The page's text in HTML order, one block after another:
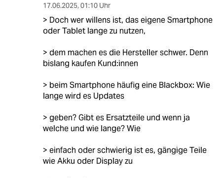
17.06.2025, 01:10 Uhr
> Doch wer willens ist, das eigene Smartphone
oder Tablet lange zu nutzen,
> dem machen es die Hersteller schwer. Denn
bislang kaufen Kun­d:in­nen
> beim Smartphone häufig eine Blackbox: Wie
lange wird es Updates
> geben? Gibt es Ersatzteile und wenn ja
welche und wie lange? Wie
> einfach oder schwierig ist es, gängige Teile
wie Akku oder Display zu